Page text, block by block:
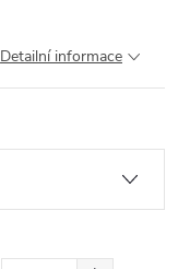
Detailní informace